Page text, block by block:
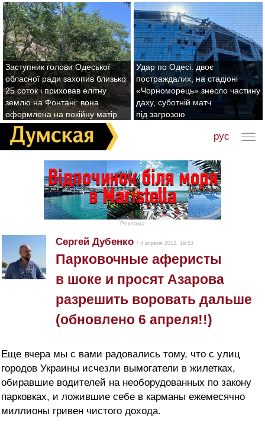
Заступник голови Одеської
обласної ради захопив близько
25 соток і приховав елітну
землю на Фонтані: вона
оформлена на покійну матір
Удар по Одесі: двоє
постраждалих, на стадіоні
«Чорноморець» знесло частину
даху, суботній матч
під загрозою
рус
Реклама
Сергей Дубенко / 4 апреля 2012, 19:53
Парковочные аферисты
в шоке и просят Азарова
разрешить воровать дальше
(обновлено 6 апреля!!)
Еще вчера мы с вами радовались тому, что с улиц
городов Украины исчезли вымогатели в жилетках,
обиравшие водителей на необорудованных по закону
парковках, и ложившие себе в карманы ежемесячно
миллионы гривен чистого дохода.